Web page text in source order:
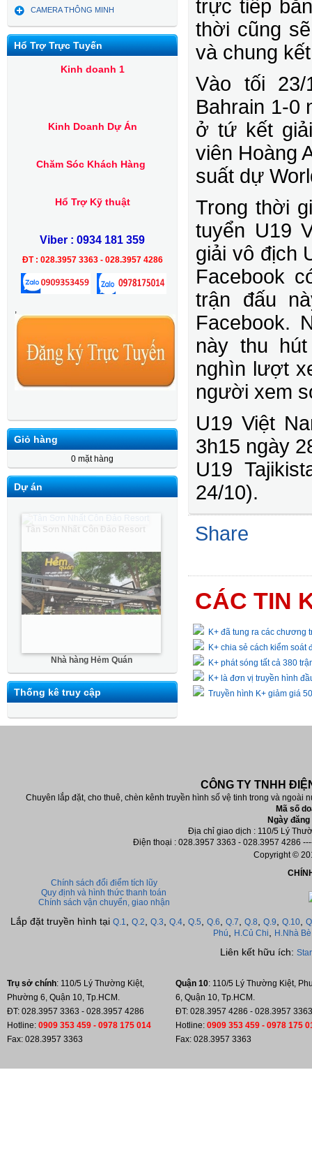
CAMERA THÔNG MINH
Hổ Trợ Trực Tuyến
Kinh doanh 1
Kinh Doanh Dự Án
Chăm Sóc Khách Hàng
Hổ Trợ Kỹ thuật
Viber : 0934 181 359
ĐT : 028.3957 3363 - 028.3957 4286
,
Giỏ hàng
0 mặt hàng
Dự án
Nhà hàng Hẻm Quán
Tân Sơn Nhất Côn Đảo Resort
Thống kê truy cập
trực tiếp
thời cũng
và chung
Vào tối
Bahrain 1-0
ở tứ kết
viên Hoàng
suất dự
Trong thời
tuyển U19
giải vô địch
Facebook
trận đấu
Facebook.
này thu
nghìn lượt
người xem
U19 Việt
3h15 ngày
U19
24/10).
Share
CÁC TIN
K+ đã tung ra các
K+ chia sẻ cách kiểm
K+ phát sóng tất cả 380
K+ là đơn vị truyền hình
Truyền hình K+ giảm giá
CÔNG TY TNHH
Chuyên lắp đặt, cho thuê, chèn kênh truyền hình số vệ tinh trong và
Mã số
Ngày đăng
Địa chỉ giao dịch : 110/5 Lý
Điện thoại : 028.3957 3363 - 028.3957 4286
Copyright ©
Chính sách đổi điểm tích lũy
Quy định và hình thức thanh toán
Chính sách vận chuyển, giao nhận
Lắp đặt truyền hình tại Q.1 Q.2 Q.3 Q.4, Q.5 Q.6 Q.7 Q.8 Q.9 Q.10,
Phú
H.Củ Chi H.Nhà Bè
Liên kết hữu ích:
Trụ sở chính: 110/5 Lý Thường Kiệt,
Phường 6, Quận 10, Tp.HCM.
ĐT: 028.3957 3363 - 028.3957 4286
Hotline: 0909 353 459 - 0978 175 014
Fax: 028.3957 3363
Quận 10: 110/5 Lý Thường Kiệt,
6, Quận 10, Tp.HCM.
ĐT: 028.3957 4286 - 028.3957 3363
Hotline: 0909 353 459 - 0978 175
Fax: 028.3957 3363